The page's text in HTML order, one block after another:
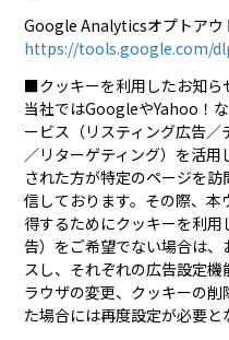
Google Analyticsオプトアウ
https://tools.google.com/
■クッキーを利用したお知ら
当社ではGoogleやYahoo！
ービス（リスティング広告
／リターゲティング）を活
された方が特定のページを
信しております。その際、
得するためにクッキーを利
告）をご希望でない場合は
スし、それぞれの広告設定
ラウザの変更、クッキーの
た場合には再度設定が必要と